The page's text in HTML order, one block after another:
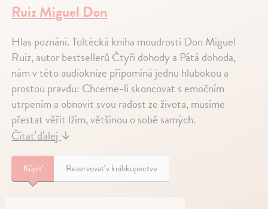
Ruiz Miguel Don
Hlas poznání. Toltécká kniha moudrosti Don Miguel
Ruiz, autor bestsellerů Čtyři dohody a Pátá dohoda,
nám v této audioknize připomíná jednu hlubokou a
prostou pravdu: Chceme-li skoncovat s emočním
utrpením a obnovit svou radost ze života, musíme
přestat věřit lžím, většinou o sobě samých.
Čítať ďalej↓
Kúpiť Rezervovať v kníhkupectve